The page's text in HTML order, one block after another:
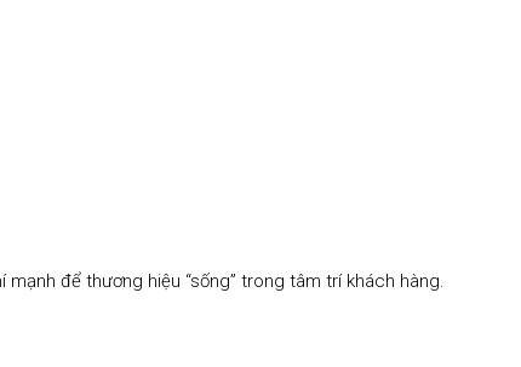
để thương hiệu “sống” trong tâm trí khách hàng.